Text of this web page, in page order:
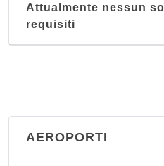
Attualmente nessun
requisiti
AEROPORTI